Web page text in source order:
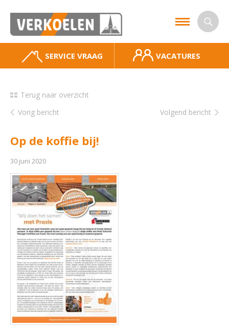
SERVICE VRAAG VACATURES
Terug naar overzicht
Vorig bericht
Volgend bericht
Op de koffie bij!
30 juni 2020